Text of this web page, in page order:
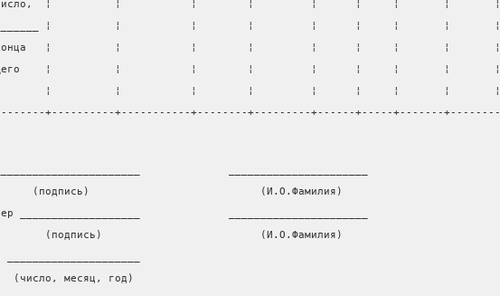
¦          ¦           ¦        ¦         ¦      ¦     ¦       ¦       ¦
¦          ¦           ¦        ¦         ¦      ¦     ¦       ¦       ¦
конца   ¦          ¦           ¦        ¦         ¦      ¦     ¦       ¦       ¦
¦          ¦           ¦        ¦         ¦      ¦     ¦       ¦       ¦
¦          ¦           ¦        ¦         ¦      ¦     ¦       ¦       ¦
+----------+-----------+--------+---------+------+-----+-------+--------
______________________
(подпись)                           (И.О.Фамилия)
___________________              ______________________
(подпись)                         (И.О.Фамилия)
(число, месяц, год)